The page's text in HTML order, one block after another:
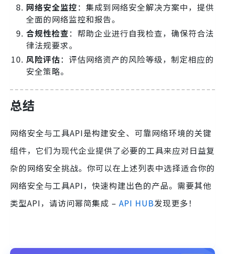
网络安全监控：集成到网络安全解决方案中，提供
全面的网络监控和报告。
合规性检查：帮助企业进行自我检查，确保符合法
律法规要求。
风险评估：评估网络资产的风险等级，制定相应的
安全策略。
总结
网络安全与工具API是构建安全、可靠网络环境的关键
组件，它们为现代企业提供了必要的工具来应对日益复
杂的网络安全挑战。你可以在上述列表中选择适合你的
网络安全与工具API，快速构建出色的产品。需要其他
类型API，请访问幂简集成 – API HUB发现更多！